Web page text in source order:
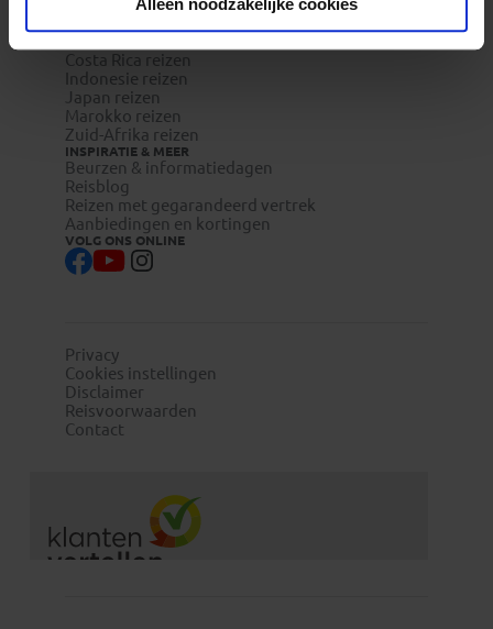
Familiereizen 6+
Costa Rica reizen
Indonesie reizen
Japan reizen
Marokko reizen
Zuid-Afrika reizen
INSPIRATIE & MEER
Beurzen & informatiedagen
Reisblog
Reizen met gegarandeerd vertrek
Aanbiedingen en kortingen
VOLG ONS ONLINE
Privacy
Cookies instellingen
Disclaimer
Reisvoorwaarden
Contact